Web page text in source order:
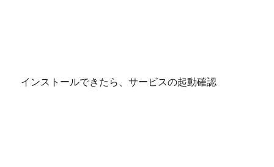
インストールできたら、サービスの起動確認